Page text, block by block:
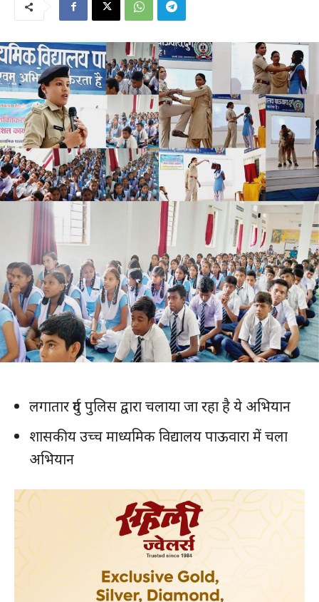
लगातार दुर्ग पुलिस द्वारा चलाया जा रहा है ये अभियान
शासकीय उच्च माध्यमिक विद्यालय पाऊवारा में चला
अभियान